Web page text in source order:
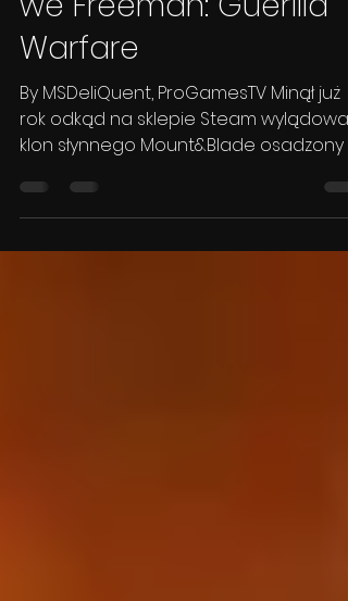
Narzędzia moderskie
we Freeman: Guerilla
Warfare
By MSDeliQuent, ProGamesTV Minął już
rok odkąd na sklepie Steam wylądował